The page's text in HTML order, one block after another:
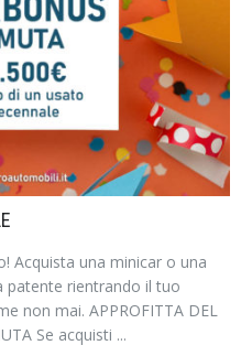
Acquista una minicar o una
patente rientrando il tuo
non mai. APPROFITTA DEL
Se acquisti ...